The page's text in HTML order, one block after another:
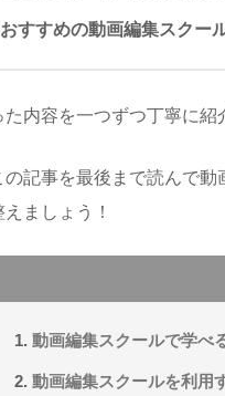
おすすめの動画編集スクー
た内容を一つずつ丁寧に紹
の記事を最後まで読んで
ましょう！
動画編集スクールで学べ
動画編集スクールを利用